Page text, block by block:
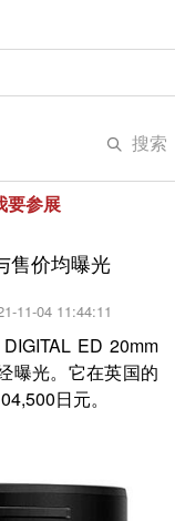
搜索
要参展
售价均曝光
11-04 11:44:11
ED 20mm
曝光。它在英国的
日元。